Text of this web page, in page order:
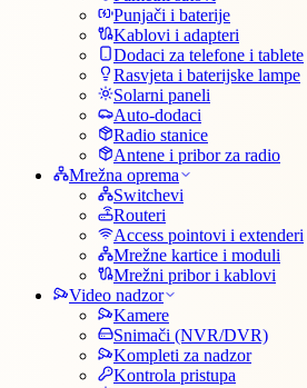
Punjači i baterije
Kablovi i adapteri
Dodaci za telefone i tablete
Rasvjeta i baterijske lampe
Solarni paneli
Auto-dodaci
Radio stanice
Antene i pribor za radio
Mrežna oprema
Switchevi
Routeri
Access pointovi i extenderi
Mrežne kartice i moduli
Mrežni pribor i kablovi
Video nadzor
Kamere
Snimači (NVR/DVR)
Kompleti za nadzor
Kontrola pristupa